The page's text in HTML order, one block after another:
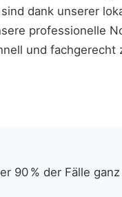
dank unserer
professionelle
und fachgerecht
90 % der Fälle